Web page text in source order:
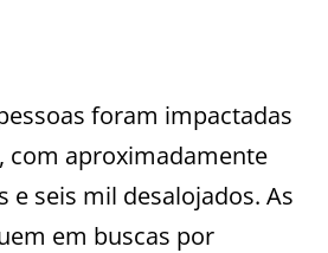
foram impactadas
com aproximadamente
e seis mil desalojados. As
em buscas por